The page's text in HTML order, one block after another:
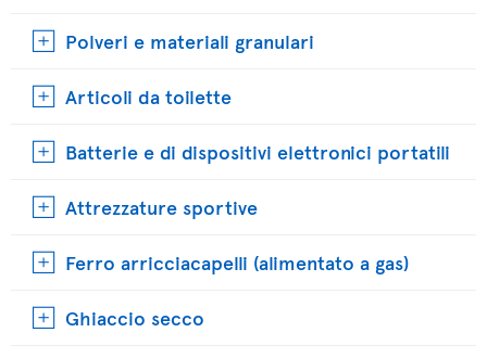
Polveri e materiali granulari
Articoli da toilette
Batterie e di dispositivi elettronici portatili
Attrezzature sportive
Ferro arricciacapelli (alimentato a gas)
Ghiaccio secco